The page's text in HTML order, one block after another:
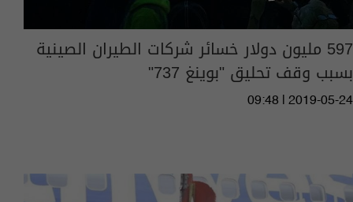
597 مليون دولار خسائر شركات الطيران الصينية
بسبب وقف تحليق "بوينغ 737"
09:48 | 2019-05-24